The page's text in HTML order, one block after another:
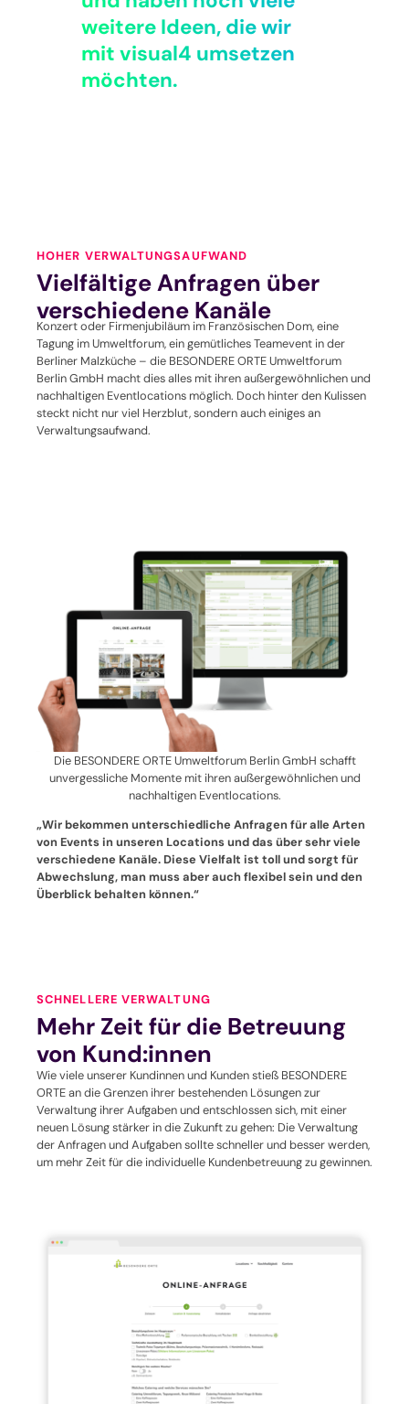
weitere Ideen, die wir
mit visual4 umsetzen
möchten.
HOHER VERWALTUNGSAUFWAND
Vielfältige Anfragen über
verschiedene Kanäle
Konzert oder Firmenjubiläum im Französischen Dom, eine
Tagung im Umweltforum, ein gemütliches Teamevent in der
Berliner Malzküche – die BESONDERE ORTE Umweltforum
Berlin GmbH macht dies alles mit ihren außergewöhnlichen und
nachhaltigen Eventlocations möglich. Doch hinter den Kulissen
steckt nicht nur viel Herzblut, sondern auch einiges an
Verwaltungsaufwand.
Die BESONDERE ORTE Umweltforum Berlin GmbH schafft
unvergessliche Momente mit ihren außergewöhnlichen und
nachhaltigen Eventlocations.
„Wir bekommen unterschiedliche Anfragen für alle Arten
von Events in unseren Locations und das über sehr viele
verschiedene Kanäle. Diese Vielfalt ist toll und sorgt für
Abwechslung, man muss aber auch flexibel sein und den
Überblick behalten können.“
SCHNELLERE VERWALTUNG
Mehr Zeit für die Betreuung
von Kund:innen
Wie viele unserer Kundinnen und Kunden stieß BESONDERE
ORTE an die Grenzen ihrer bestehenden Lösungen zur
Verwaltung ihrer Aufgaben und entschlossen sich, mit einer
neuen Lösung stärker in die Zukunft zu gehen: Die Verwaltung
der Anfragen und Aufgaben sollte schneller und besser werden,
um mehr Zeit für die individuelle Kundenbetreuung zu gewinnen.